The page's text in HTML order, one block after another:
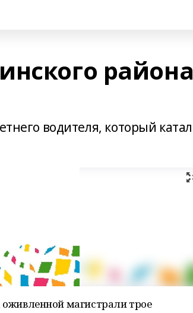
района
водителя, который катал
магистрали трое